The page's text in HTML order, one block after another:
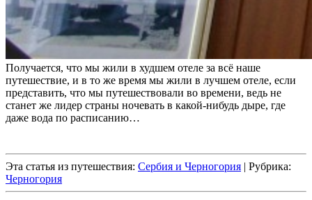
Получается, что мы жили в худшем отеле за всё наше
путешествие, и в то же время мы жили в лучшем отеле, если
представить, что мы путешествовали во времени, ведь не
станет же лидер страны ночевать в какой-нибудь дыре, где
даже вода по расписанию…
Эта статья из путешествия: Сербия и Черногория | Рубрика:
Черногория